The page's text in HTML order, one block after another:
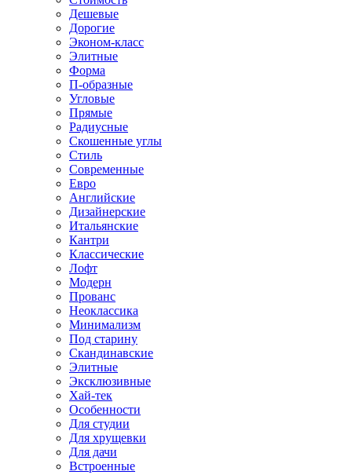
Дешевые
Дорогие
Эконом-класс
Элитные
Форма
П-образные
Угловые
Прямые
Радиусные
Скошенные углы
Стиль
Современные
Евро
Английские
Дизайнерские
Итальянские
Кантри
Классические
Лофт
Модерн
Прованс
Неоклассика
Минимализм
Под старину
Скандинавские
Элитные
Эксклюзивные
Хай-тек
Особенности
Для студии
Для хрущевки
Для дачи
Встроенные